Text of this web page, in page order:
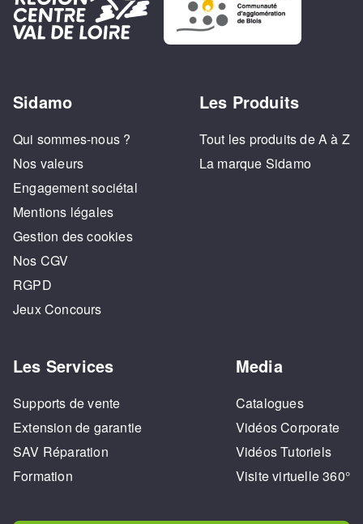
Sidamo
Qui sommes-nous ?
Nos valeurs
Engagement sociétal
Mentions légales
Gestion des cookies
Nos CGV
RGPD
Jeux Concours
Les Produits
Tout les produits de A à Z
La marque Sidamo
Les Services
Supports de vente
Extension de garantie
SAV Réparation
Formation
Media
Catalogues
Vidéos Corporate
Vidéos Tutoriels
Visite virtuelle 360°